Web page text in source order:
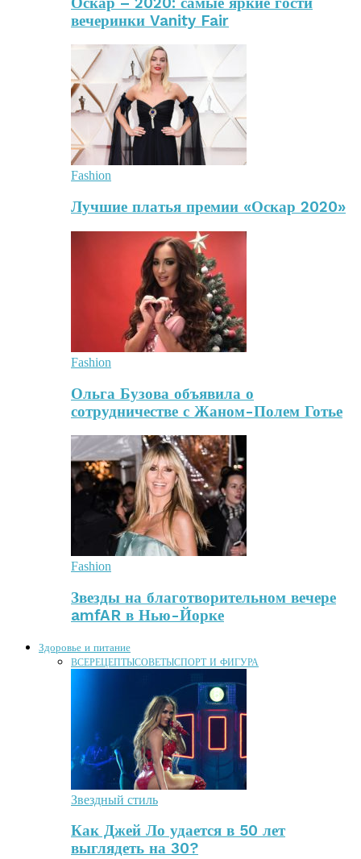
вечеринки Vanity Fair
Fashion
Лучшие платья премии «Оскар 2020»
Fashion
Ольга Бузова объявила о
сотрудничестве с Жаном-Полем Готье
Fashion
Звезды на благотворительном вечере
amfAR в Нью-Йорке
Здоровье и питание
ВСЕРЕЦЕПТЫСОВЕТЫСПОРТ И ФИГУРА
Звездный стиль
Как Джей Ло удается в 50 лет
выглядеть на 30?